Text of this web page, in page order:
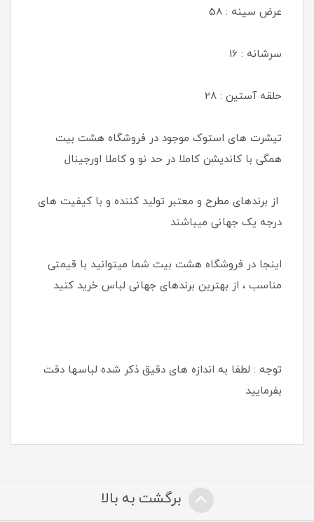
عرض سینه : 58
سرشانه : 16
حلقه آستین : 28
تیشرت های استوک موجود در فروشگاه هشت بیت
همگی با کاندیشن کاملا در حد نو و کاملا اورجینال
از برندهای مطرح و معتبر تولید کننده و با کیفیت های
درجه یک جهانی میباشند
اینجا در فروشگاه هشت بیت شما میتوانید با قیمتی
مناسب ، از بهترین برندهای جهانی لباس خرید کنید
توجه : لطفا به اندازه های دقیق ذکر شده لباسها دقت
بفرمایید
برگشت به بالا